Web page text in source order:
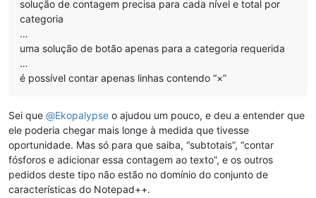
solução de contagem precisa para cada nível e total por
categoria
…
uma solução de botão apenas para a categoria requerida
…
é possível contar apenas linhas contendo “×”
Sei que @Ekopalypse o ajudou um pouco, e deu a entender que
ele poderia chegar mais longe à medida que tivesse
oportunidade. Mas só para que saiba, “subtotais”, “contar
fósforos e adicionar essa contagem ao texto”, e os outros
pedidos deste tipo não estão no domínio do conjunto de
características do Notepad++.